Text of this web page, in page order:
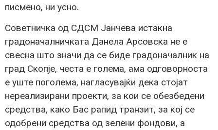
писмено, ни усно.
Советничка од СДСМ Јанчева истакна
градоначалничката Данела Арсовска не е
свесна што значи да се биде градоначалник на
град Скопје, честа е голема, ама одговорноста
е уште поголема, нагласувајќи дека стојат
нереализирани проекти, за кои се обезбедени
средства, како Бас рапид транзит, за кој се
одобрени средства од зелени фондови, а